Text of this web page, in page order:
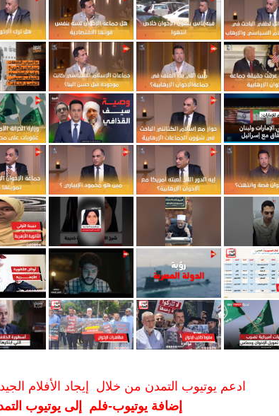
ادعم يوتيوب التمدن من خلال إيجاد الأفلام
إضافة يوتيوب-فلم إلى يوتيوب